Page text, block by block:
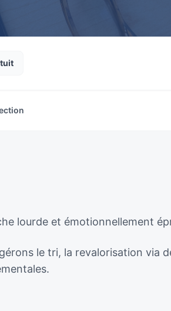
lourde et émotionnellement
le tri, la revalorisation via